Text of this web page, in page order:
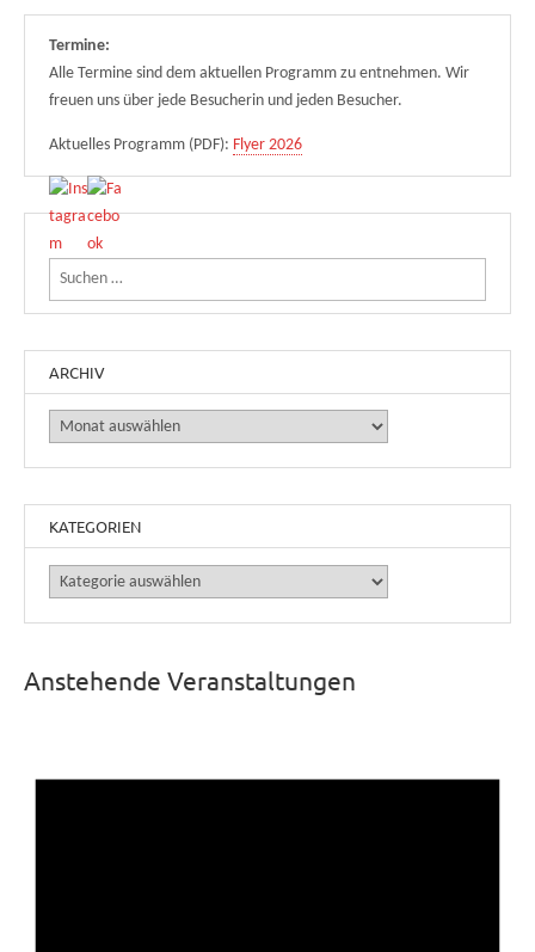
Termine:
Alle Termine sind dem aktuellen Programm zu entnehmen. Wir
freuen uns über jede Besucherin und jeden Besucher.
Aktuelles Programm (PDF): Flyer 2026
Suchen nach:
ARCHIV
Archiv
KATEGORIEN
Kategorien
Anstehende Veranstaltungen